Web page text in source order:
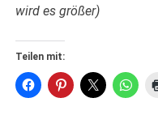
wird es größer)
Teilen mit: